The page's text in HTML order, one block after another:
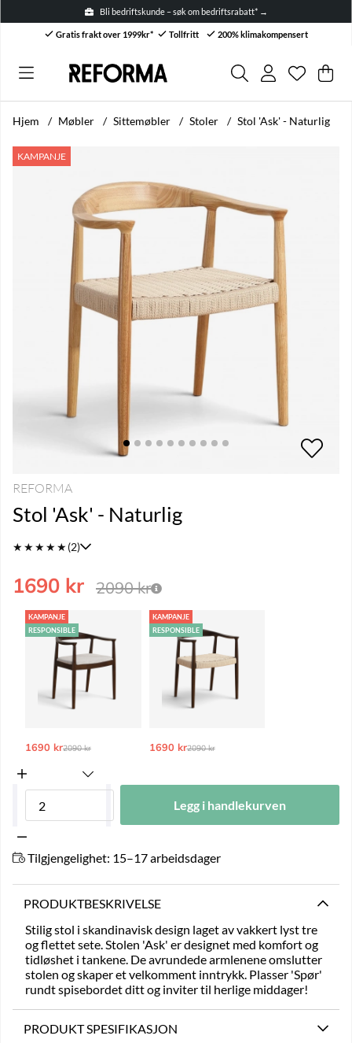
Bli bedriftskunde – søk om bedriftsrabatt* →
Gratis frakt over 1999kr* Tollfritt 200% klimakompensert
Antall i
. .
Hjem Møbler Sittemøbler Stoler Stol 'Ask' - Naturlig
KAMPANJE
Produktbilder Stol 'Ask' - Naturlig
REFORMA
Stol 'Ask' - Naturlig
★★★★★(2)
2090kr
1690 kr
KAMPANJE
RESPONSIBLE
1690 krOrdinarie pris:
2090 kr
KAMPANJE
RESPONSIBLE
1690 krOrdinarie pris:
2090 kr
Legg i handlekurven
Tilgjengelighet: 15–17 arbeidsdager
PRODUKTBESKRIVELSE
Stilig stol i skandinavisk design laget av vakkert lyst tre
og flettet sete. Stolen 'Ask' er designet med komfort og
tidløshet i tankene. De avrundede armlenene omslutter
stolen og skaper et velkomment inntrykk. Plasser 'Spør'
rundt spisebordet ditt og inviter til herlige middager!
PRODUKT SPESIFIKASJON